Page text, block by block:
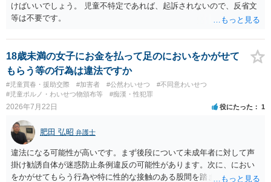
けばいいでしょう。 児童不特定であれば、起訴されないので、反省文
等は不要です。
18歳未満の女子にお金を払って足のにおいをかがせて
もらう等の行為は違法ですか
#児童買春・援助交際 #加害者 #公然わいせつ
#不同意わいせつ
#児童ポルノ・わいせつ物頒布等
#痴漢・性犯罪
2026年7月22日 役にたった 1
肥田 弘昭 弁護士
違法になる可能性が高いです。まず後段について未成年者に対して声
掛け勧誘自体が迷惑防止条例違反の可能性があります。次に、におい
をかがせてもらう行為や特に性的な接触のある股間を踏ませる行為